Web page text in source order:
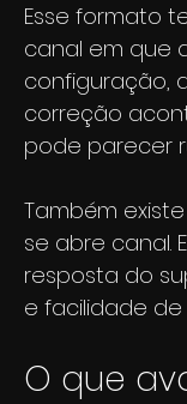
Esse formato
canal em que
configuração,
correção
pode parecer
Também
se abre canal.
resposta do
e facilidade
O que